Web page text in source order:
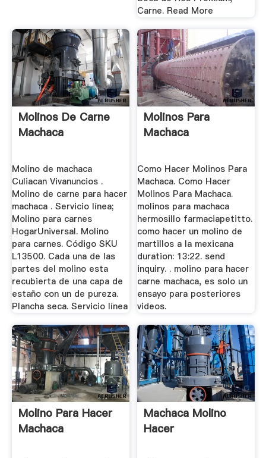
Carne. Read More
Molinos De Carne
Machaca
Molino de machaca
Culiacan Vivanuncios .
Molino de carne para hacer
machaca . Servicio línea;
Molino para carnes
HogarUniversal. Molino
para carnes. Código SKU
L13500. Cada una de las
partes del molino esta
recubierta de una capa de
estaño con un de pureza.
Plancha seca. Servicio línea
Molinos Para
Machaca
Como Hacer Molinos Para
Machaca. Como Hacer
Molinos Para Machaca.
molinos para machaca
hermosillo farmaciapetitto.
como hacer un molino de
martillos a la mexicana
duration: 13:22. send
inquiry. . molino para hacer
carne machaca, es solo un
ensayo para posteriores
videos.
Molino Para Hacer
Machaca
Machaca Molino
Hacer